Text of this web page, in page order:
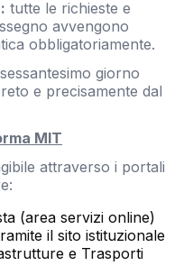
tutte le richieste e
avvengono
obbligatoriamente.
giorno
e precisamente dal
MIT
attraverso i portali
(area servizi online)
il sito istituzionale
e Trasporti